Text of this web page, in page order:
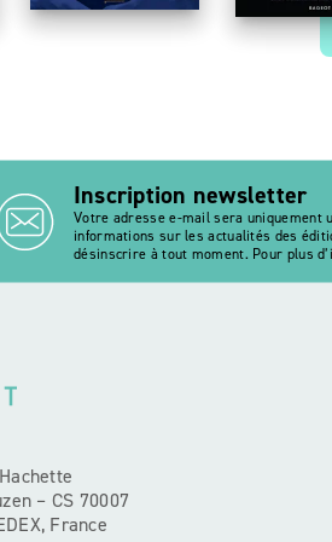
Inscription newsletter
Votre adresse e-mail sera uniquement
informations sur les actualités des
désinscrire à tout moment. Pour plus
– CS 70007
France